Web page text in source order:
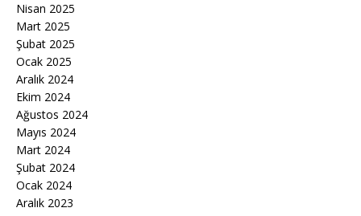
Nisan 2025
Mart 2025
Şubat 2025
Ocak 2025
Aralık 2024
Ekim 2024
Ağustos 2024
Mayıs 2024
Mart 2024
Şubat 2024
Ocak 2024
Aralık 2023